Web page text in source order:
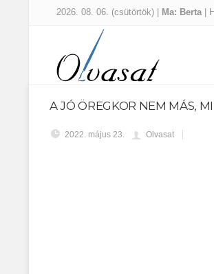
2026. 08. 06. (csütörtök) | Ma: Berta |
A JÓ ÖREGKOR NEM MÁS,
2022. május 23. Olvasat